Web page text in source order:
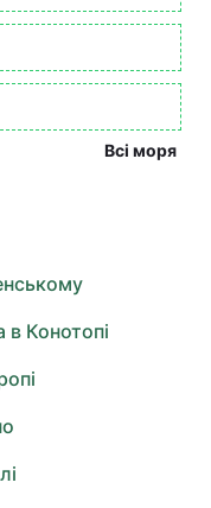
Всі моря
в Конотопі